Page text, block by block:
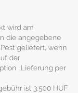
wird am
die angegebene
geliefert, wenn
der
„Lieferung per
ist 3.500 HUF